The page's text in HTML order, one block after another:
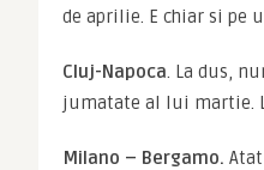
de aprilie. E chiar si pe
Cluj-Napoca. La dus,
jumatate al lui martie.
Milano – Bergamo.